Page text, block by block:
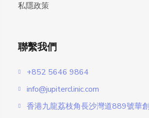
私隱政策
聯繫我們
+852 5646 9864
info@jupiterclinic.com
香港九龍荔枝角長沙灣道889號華